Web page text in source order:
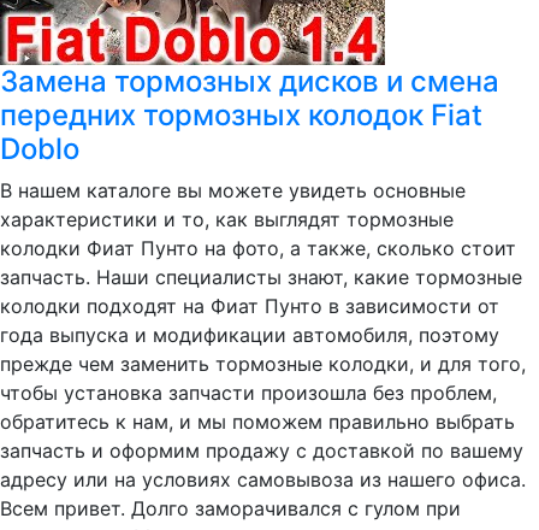
Замена тормозных дисков и смена
передних тормозных колодок Fiat
Doblo
В нашем каталоге вы можете увидеть основные
характеристики и то, как выглядят тормозные
колодки Фиат Пунто на фото, а также, сколько стоит
запчасть. Наши специалисты знают, какие тормозные
колодки подходят на Фиат Пунто в зависимости от
года выпуска и модификации автомобиля, поэтому
прежде чем заменить тормозные колодки, и для того,
чтобы установка запчасти произошла без проблем,
обратитесь к нам, и мы поможем правильно выбрать
запчасть и оформим продажу с доставкой по вашему
адресу или на условиях самовывоза из нашего офиса.
Всем привет. Долго заморачивался с гулом при